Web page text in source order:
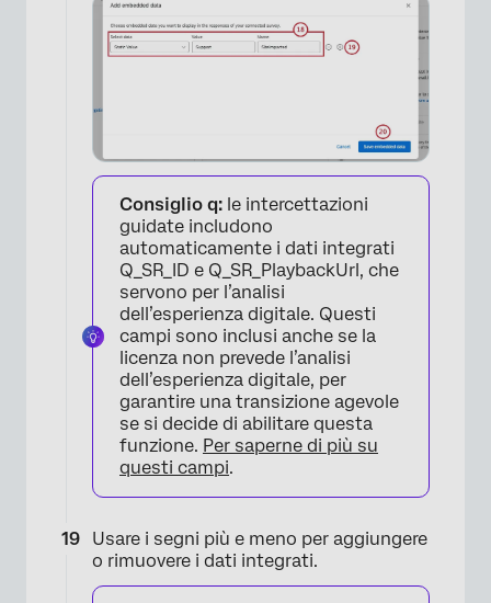
×
Consiglio q: le intercettazioni
guidate includono
automaticamente i dati integrati
Q_SR_ID e Q_SR_PlaybackUrl, che
servono per l’analisi
dell’esperienza digitale. Questi
campi sono inclusi anche se la
licenza non prevede l’analisi
dell’esperienza digitale, per
garantire una transizione agevole
se si decide di abilitare questa
funzione. Per saperne di più su
questi campi.
Usare i segni più e meno per aggiungere
o rimuovere i dati integrati.